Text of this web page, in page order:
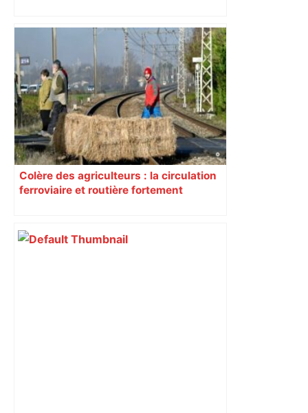
Colère des agriculteurs : la circulation
ferroviaire et routière fortement